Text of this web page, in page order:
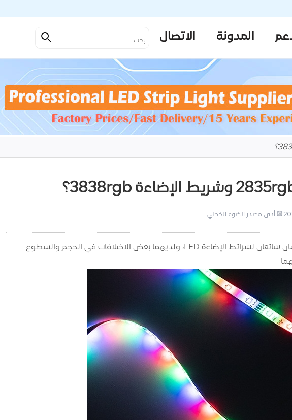
المدونة الاتصال
أدى مصدر الضوء الخطي
شريط الإضاءة 2835 RGB وشريط الإضاءة 3838 RGB هما حجمان شائعان لشرائط الإضاءة LED، ولديهما بعض الاختلافات في الحجم والسطوع